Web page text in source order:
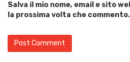
Salva il mio nome, email e sito
la prossima volta che commento.